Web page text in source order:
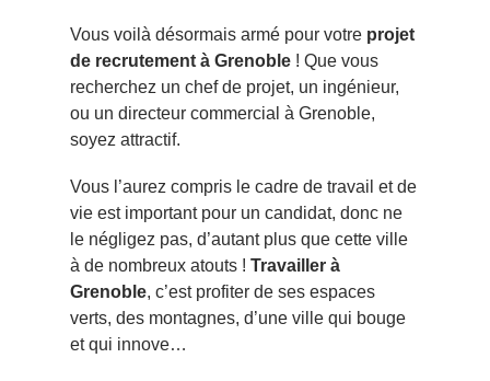
Vous voilà désormais armé pour votre projet
de recrutement à Grenoble ! Que vous
recherchez un chef de projet, un ingénieur,
ou un directeur commercial à Grenoble,
soyez attractif.
Vous l’aurez compris le cadre de travail et de
vie est important pour un candidat, donc ne
le négligez pas, d’autant plus que cette ville
à de nombreux atouts ! Travailler à
Grenoble, c’est profiter de ses espaces
verts, des montagnes, d’une ville qui bouge
et qui innove…